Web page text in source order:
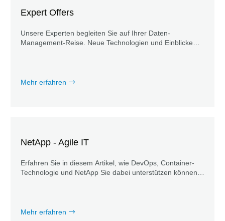
Expert Offers
Unsere Experten begleiten Sie auf Ihrer Daten-
Management-Reise. Neue Technologien und Einblicke
Mehr erfahren
NetApp - Agile IT
Erfahren Sie in diesem Artikel, wie DevOps, Container-
Technologie und NetApp Sie dabei unterstützen können,
Mehr erfahren